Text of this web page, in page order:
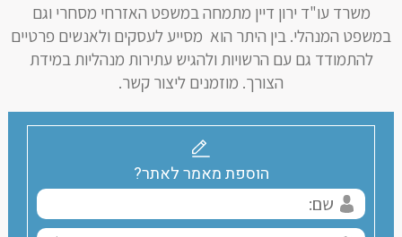
משרד עו"ד ירון דיין מתמחה במשפט האזרחי מסחרי וגם
במשפט המנהלי. בין היתר הוא מסייע לעסקים ולאנשים פרטיים
להתמודד גם עם הרשויות ולהגיש עתירות מנהליות במידת
הצורך. מוזמנים ליצור קשר.
הוספת מאמר לאתר?